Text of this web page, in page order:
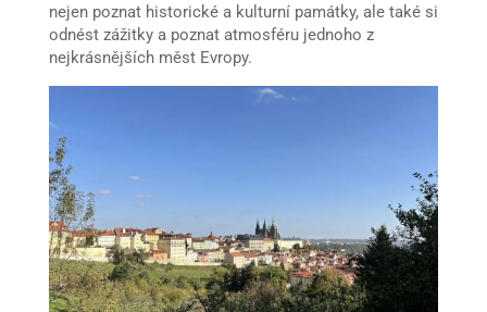
nejen poznat historické a kulturní památky, ale také si
odnést zážitky a poznat atmosféru jednoho z
nejkrásnějších měst Evropy.